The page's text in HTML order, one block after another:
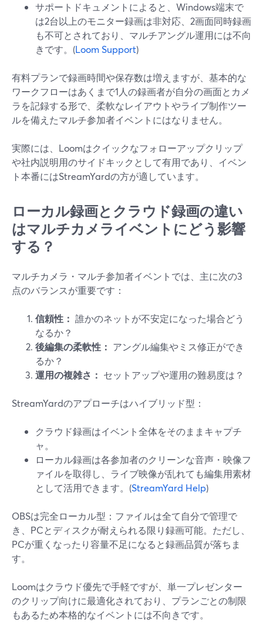
サポートドキュメントによると、Windows端末で
は2台以上のモニター録画は非対応、2画面同時録画
も不可とされており、マルチアングル運用には不向
きです。(Loom Support)
有料プランで録画時間や保存数は増えますが、基本的な
ワークフローはあくまで1人の録画者が自分の画面とカメ
ラを記録する形で、柔軟なレイアウトやライブ制作ツー
ルを備えたマルチ参加者イベントにはなりません。
実際には、Loomはクイックなフォローアップクリップ
や社内説明用のサイドキックとして有用であり、イベン
ト本番にはStreamYardの方が適しています。
ローカル録画とクラウド録画の違い
はマルチカメライベントにどう影響
する？
マルチカメラ・マルチ参加者イベントでは、主に次の3
点のバランスが重要です：
信頼性： 誰かのネットが不安定になった場合どう
なるか？
後編集の柔軟性： アングル編集やミス修正ができ
るか？
運用の複雑さ： セットアップや運用の難易度は？
StreamYardのアプローチはハイブリッド型：
クラウド録画はイベント全体をそのままキャプチ
ャ。
ローカル録画は各参加者のクリーンな音声・映像フ
ァイルを取得し、ライブ映像が乱れても編集用素材
として活用できます。(StreamYard Help)
OBSは完全ローカル型：ファイルは全て自分で管理で
き、PCとディスクが耐えられる限り録画可能。ただし、
PCが重くなったり容量不足になると録画品質が落ちま
す。
Loomはクラウド優先で手軽ですが、単一プレゼンター
のクリップ向けに最適化されており、プランごとの制限
もあるため本格的なイベントには不向きです。